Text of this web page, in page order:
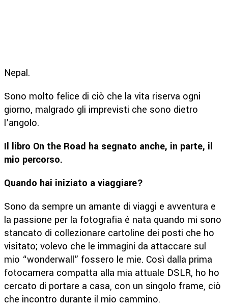
Nepal.
Sono molto felice di ciò che la vita riserva ogni
giorno, malgrado gli imprevisti che sono dietro
l’angolo.
Il libro On the Road ha segnato anche, in parte, il
mio percorso.
Quando hai iniziato a viaggiare?
Sono da sempre un amante di viaggi e avventura e
la passione per la fotografia è nata quando mi sono
stancato di collezionare cartoline dei posti che ho
visitato; volevo che le immagini da attaccare sul
mio “wonderwall” fossero le mie. Così dalla prima
fotocamera compatta alla mia attuale DSLR, ho ho
cercato di portare a casa, con un singolo frame, ciò
che incontro durante il mio cammino.